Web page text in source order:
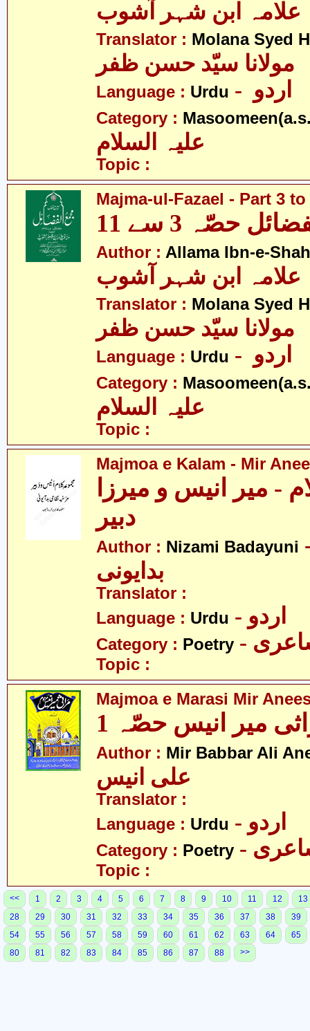
علامہ ابن شہر آشوب
Translator : Molana Syed
مولانا سیّد حسن ظفر
Language : Urdu
Category :
Topic :
Majma-ul-Fazael - Part 3 to
حصّہ 3 سے 11
Author : Allama Ibn-e-
علامہ ابن شہر آشوب
Translator : Molana Syed
مولانا سیّد حسن ظفر
Language : Urdu
Category :
Topic :
Majmoa e Kalam - Mir
- میر انیس و میرزا
دبیر
Author : Nizami Badayuni
بدایونی
Translator :
Language : Urdu - اردو
Category : Poetry
Topic :
Majmoa e Marasi Mir
میر انیس حصّہ 1
Author : Mir Babbar Ali
علی انیس
Translator :
Language : Urdu - اردو
Category : Poetry
Topic :
<< 1 2 3 4 5 6 7 8 9 10 11 12
13
28
29 30 31 32 33 34 35 36 37 38
39
54
55 56 57 58 59 60 61 62 63 64
65
80
81 82 83 84 85 86 87 88 >>